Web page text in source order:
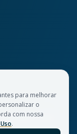
CRECI
para melhorar
o
com nossa
.